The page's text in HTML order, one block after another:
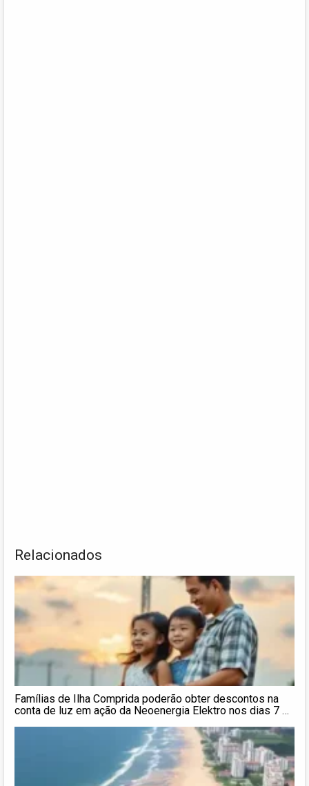
Relacionados
Famílias de Ilha Comprida poderão obter descontos na
conta de luz em ação da Neoenergia Elektro nos dias 7 e